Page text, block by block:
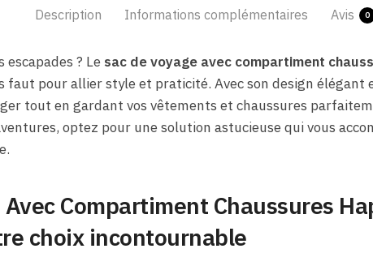
Description Informations complémentaires Avis 0
? Le sac de voyage avec compartiment
faut pour allier style et praticité. Avec son design élégant
tout en gardant vos vêtements et chaussures
optez pour une solution astucieuse qui vous
Avec Compartiment Chaussures
choix incontournable